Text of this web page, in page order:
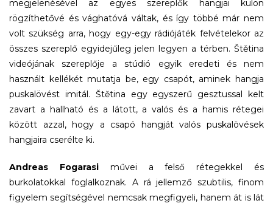
megjelenésével az egyes szereplők hangjai külön
rögzíthetővé és vághatóvá váltak, és így többé már nem
volt szükség arra, hogy egy-egy rádiójáték felvételekor az
összes szereplő egyidejűleg jelen legyen a térben. Štětina
videójának szereplője a stúdió egyik eredeti és nem
használt kellékét mutatja be, egy csapót, aminek hangja
puskalövést imitál. Štětina egy egyszerű gesztussal kelt
zavart a hallható és a látott, a valós és a hamis rétegei
között azzal, hogy a csapó hangját valós puskalövések
hangjaira cserélte ki.
Andreas Fogarasiművei a felső rétegekkel és
burkolatokkal foglalkoznak. A rá jellemző szubtilis, finom
figyelem segítségével nemcsak megfigyeli, hanem át is lát